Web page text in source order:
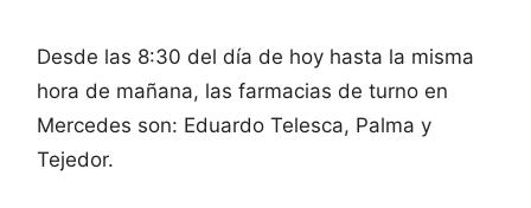
Desde las 8:30 del día de hoy hasta la misma
hora de mañana, las farmacias de turno en
Mercedes son: Eduardo Telesca, Palma y
Tejedor.